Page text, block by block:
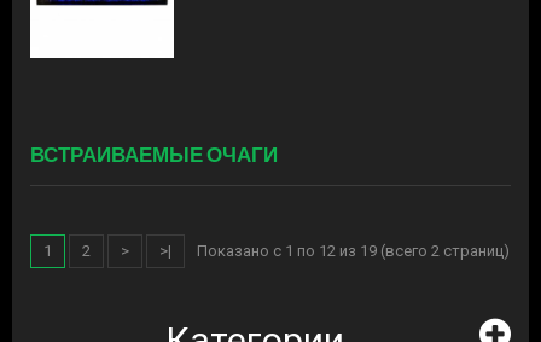
ВСТРАИВАЕМЫЕ ОЧАГИ
1 2 > >| Показано с 1 по 12 из 19 (всего 2 страниц)